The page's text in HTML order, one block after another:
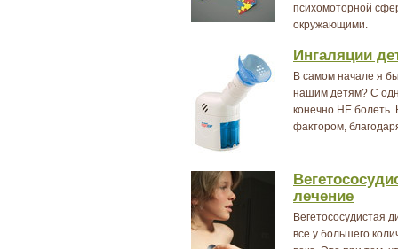
психомоторной
окружающими.
Ингаляции
В самом начале я
нашим детям? С
конечно НЕ болеть.
фактором,
лечение
Вегетососудистая
все у большего